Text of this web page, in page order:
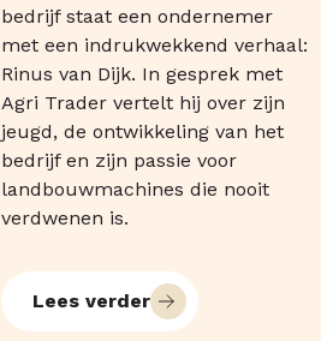
bedrijf staat een ondernemer
met een indrukwekkend verhaal:
Rinus van Dijk. In gesprek met
Agri Trader vertelt hij over zijn
jeugd, de ontwikkeling van het
bedrijf en zijn passie voor
landbouwmachines die nooit
verdwenen is.
Lees verder